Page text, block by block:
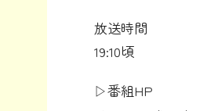
放送時間
19:10頃
▷番組HP